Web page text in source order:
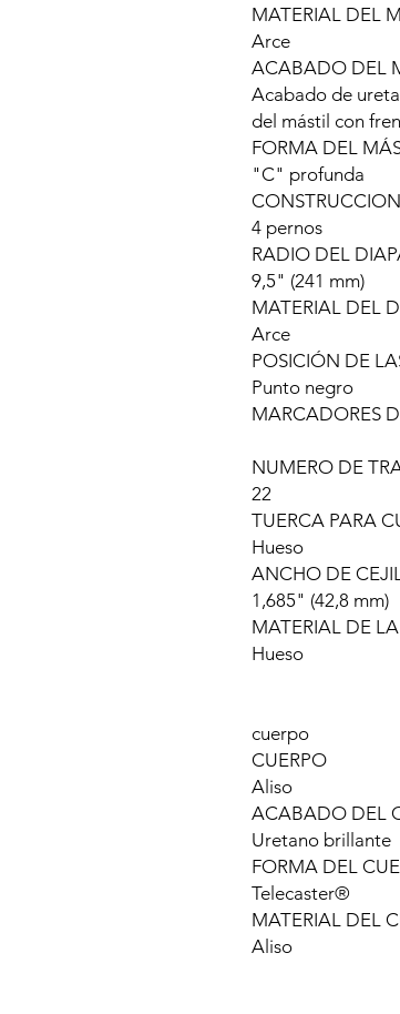
MATERIAL DEL
Arce
ACABADO DEL
Acabado de
del mástil con
FORMA DEL
"C" profunda
4 pernos
RADIO DEL
9,5" (241 mm)
MATERIAL DEL
Arce
POSICIÓN DE
Punto negro
MARCADORES
NUMERO DE
22
TUERCA PARA
Hueso
ANCHO DE
1,685" (42,8 mm)
MATERIAL DE
Hueso
cuerpo
CUERPO
Aliso
ACABADO DEL
Uretano brillante
FORMA DEL
Telecaster®
MATERIAL DEL
Aliso